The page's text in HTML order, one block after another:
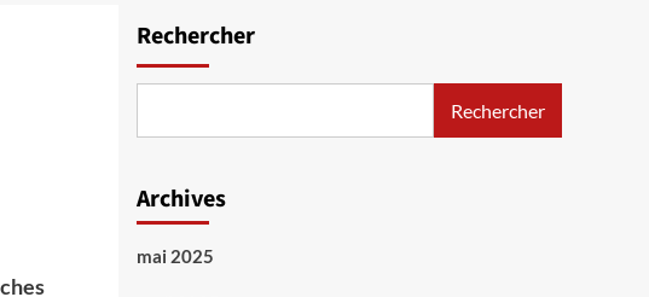
Rechercher
Rechercher
Archives
mai 2025